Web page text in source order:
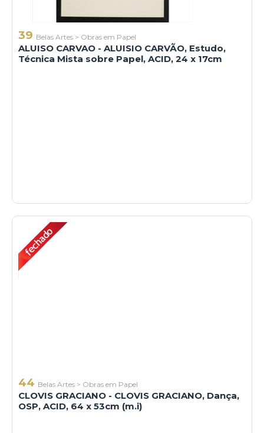
39 Belas Artes > Obras em Papel
ALUISO CARVAO - ALUISIO CARVÃO, Estudo,
Técnica Mista sobre Papel, ACID, 24 x 17cm
44 Belas Artes > Obras em Papel
CLOVIS GRACIANO - CLOVIS GRACIANO, Dança,
OSP, ACID, 64 x 53cm (m.i)